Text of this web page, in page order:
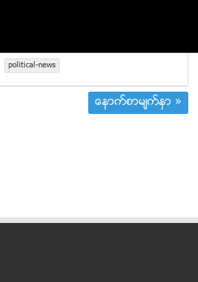
political-news
ေနာက္စာမ်က္ႏွာ »